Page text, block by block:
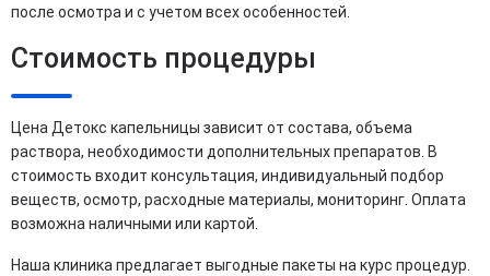
после осмотра и с учетом всех особенностей.
Стоимость процедуры
Цена Детокс капельницы зависит от состава, объема
раствора, необходимости дополнительных препаратов. В
стоимость входит консультация, индивидуальный подбор
веществ, осмотр, расходные материалы, мониторинг. Оплата
возможна наличными или картой.
Наша клиника предлагает выгодные пакеты на курс процедур.